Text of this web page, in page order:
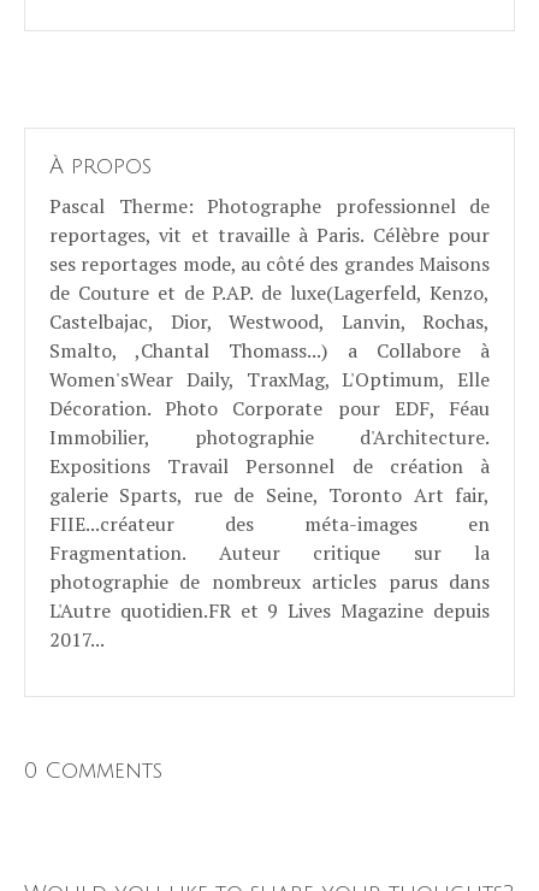
À propos
Pascal Therme: Photographe professionnel de
reportages, vit et travaille à Paris. Célèbre pour
ses reportages mode, au côté des grandes Maisons
de Couture et de P.AP. de luxe(Lagerfeld, Kenzo,
Castelbajac, Dior, Westwood, Lanvin, Rochas,
Smalto, ,Chantal Thomass...) a Collabore à
Women'sWear Daily, TraxMag, L'Optimum, Elle
Décoration. Photo Corporate pour EDF, Féau
Immobilier, photographie d'Architecture.
Expositions Travail Personnel de création à
galerie Sparts, rue de Seine, Toronto Art fair,
FIIE...créateur des méta-images en
Fragmentation. Auteur critique sur la
photographie de nombreux articles parus dans
L'Autre quotidien.FR et 9 Lives Magazine depuis
2017...
0 Comments